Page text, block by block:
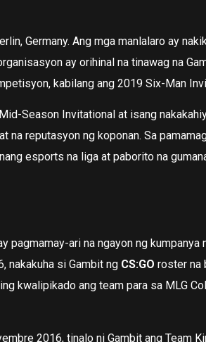
Germany. Ang mga manlalaro ay
ay orihinal na tinawag na
kabilang ang 2019 Six-Man
Season Invitational at isang
na reputasyon ng koponan. Sa
esports na liga at paborito na
ari na ngayon ng kumpanya
nakakuha si Gambit ng CS:GO roster na
kwalipikado ang team para sa MLG
2016, tinalo ni Gambit ang Team